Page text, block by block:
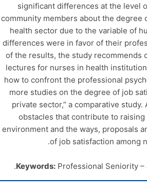
significant differences at the level
community members about the
health sector due to the variable of
differences were in favor of their
of the results, the study recommends
lectures for nurses in health
how to confront the professional
more studies on the degree of job
private sector,” a comparative
obstacles that contribute to
environment and the ways, proposals
of job satisfaction among
Keywords:Professional Seniority –